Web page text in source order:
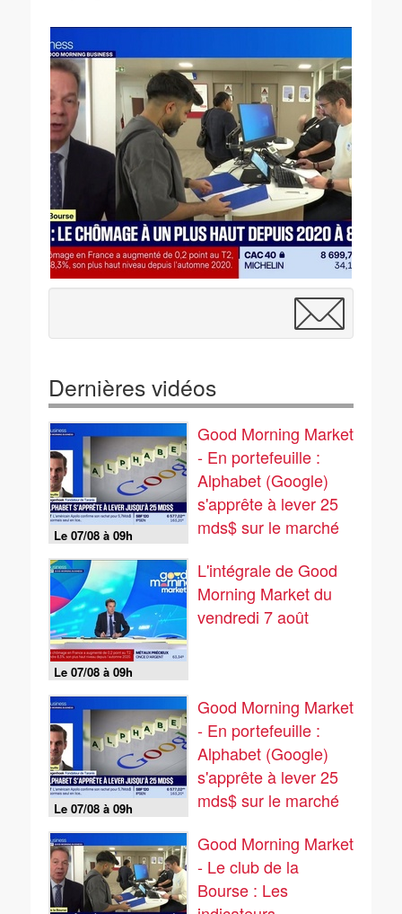
Dernières vidéos
Le 07/08 à 09h
Good Morning Market
- En portefeuille :
Alphabet (Google)
s'apprête à lever 25
mds$ sur le marché
Le 07/08 à 09h
L'intégrale de Good
Morning Market du
vendredi 7 août
Le 07/08 à 09h
Good Morning Market
- En portefeuille :
Alphabet (Google)
s'apprête à lever 25
mds$ sur le marché
Good Morning Market
- Le club de la
Bourse : Les